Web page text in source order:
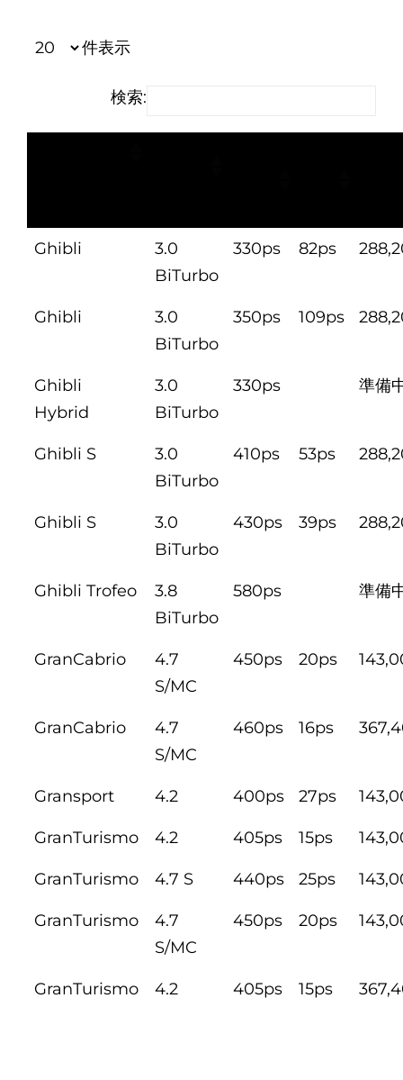
件表示
検索:
Ghibli
3.0
BiTurbo
330ps 82ps
Ghibli
3.0
BiTurbo
350ps 109ps
Ghibli
Hybrid
3.0
BiTurbo
330ps 準備
Ghibli S
3.0
BiTurbo
410ps 53ps
Ghibli S
3.0
BiTurbo
430ps 39ps
Ghibli Trofeo
3.8
BiTurbo
580ps 準備
GranCabrio
4.7
S/MC
450ps 20ps
GranCabrio
4.7
S/MC
460ps 16ps
Gransport 4.2 400ps 27ps
GranTurismo 4.2 405ps 15ps
GranTurismo 4.7 S 440ps 25ps
GranTurismo
4.7
S/MC
450ps 20ps
GranTurismo 4.2 405ps 15ps